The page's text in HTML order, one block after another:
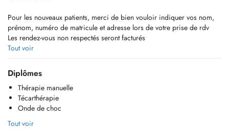
Pour les nouveaux patients, merci de bien vouloir indiquer vos nom,
prénom, numéro de matricule et adresse lors de votre prise de rdv
Les rendez-vous non respectés seront facturés
Merci pour votre compréhension
Dear Patients
For new patients, please indicate your surname, first name, registration
Tout voir
Diplômes
Thérapie manuelle
Técarthérapie
Onde de choc
Tout voir